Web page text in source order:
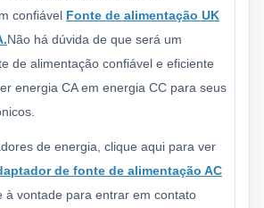
confiável Fonte de alimentação UK
Não há dúvida de que será um
de alimentação confiável e eficiente
energia CA em energia CC para seus
de energia, clique aqui para ver
de fonte de alimentação AC
à vontade para entrar em contato